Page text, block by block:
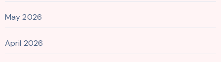
May 2026
April 2026